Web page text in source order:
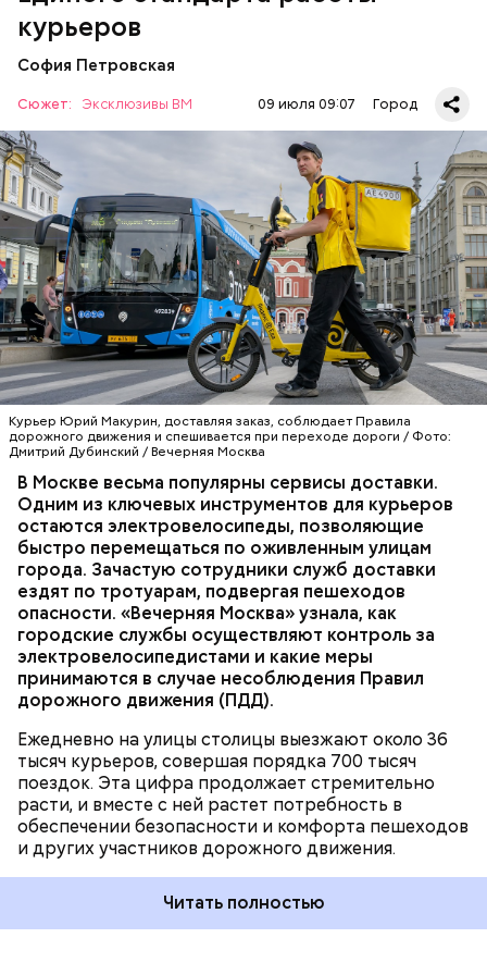
курьеров
София Петровская
Сюжет: Эксклюзивы ВМ 09 июля 09:07 Город
Курьер Юрий Макурин, доставляя заказ, соблюдает Правила
дорожного движения и спешивается при переходе дороги / Фото:
Дмитрий Дубинский / Вечерняя Москва
В Москве весьма популярны сервисы доставки.
Одним из ключевых инструментов для курьеров
остаются электровелосипеды, позволяющие
быстро перемещаться по оживленным улицам
города. Зачастую сотрудники служб доставки
ездят по тротуарам, подвергая пешеходов
опасности. «Вечерняя Москва» узнала, как
городские службы осуществляют контроль за
электровелосипедистами и какие меры
принимаются в случае несоблюдения Правил
дорожного движения (ПДД).
Ежедневно на улицы столицы выезжают около 36
тысяч курьеров, совершая порядка 700 тысяч
поездок. Эта цифра продолжает стремительно
расти, и вместе с ней растет потребность в
обеспечении безопасности и комфорта пешеходов
и других участников дорожного движения.
Инновационные технологии
году для повышения безопасности и прозрачности
доставки. Последнее нововведение — у
транспорта доставщиков начали проверять
стендов.
Читать полностью
ТРАНСПОРТ ПДД КУРЬЕРЫ
МОСКВА
ДОСТАВКА